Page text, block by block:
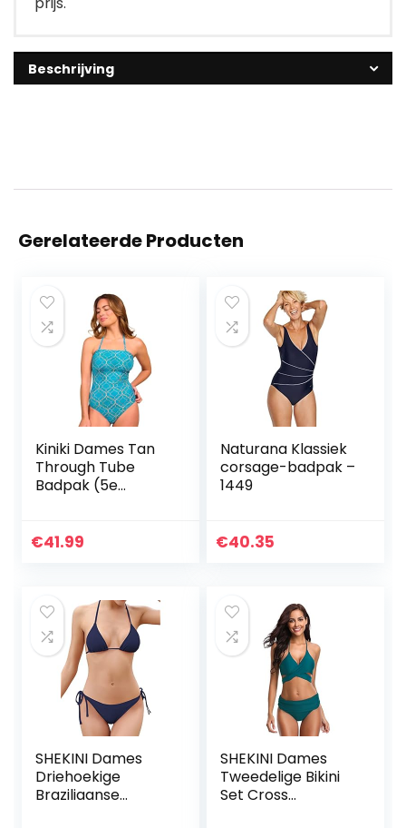
Beschrijving
Gerelateerde Producten
Kiniki Dames Tan
Through Tube
Badpak (5e
€41.99
Naturana Klassiek
corsage-badpak –
1449
€40.35
SHEKINI Dames
Driehoekige
Braziliaanse
SHEKINI Dames
Tweedelige Bikini
Set Cross